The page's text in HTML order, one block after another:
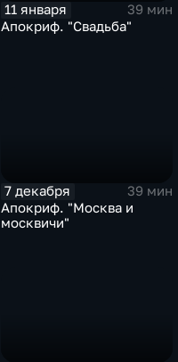
11 января
39 мин
Апокриф. "Свадьба"
7 декабря
39 мин
Апокриф. "Москва и
москвичи"